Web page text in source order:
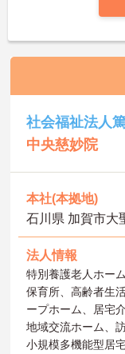
社会福祉法人
中央慈妙院
本社(本拠地)
石川県 加賀市大
法人情報
特別養護老人ホー
保育所、高齢者生
ープホーム、居宅
地域交流ホーム、
小規模多機能型居